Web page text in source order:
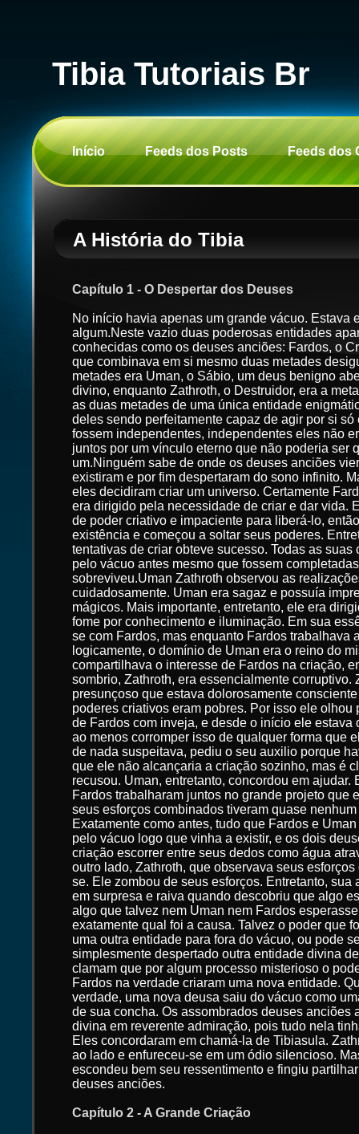
Tibia Tutoriais Br
Início Feeds dos Posts Feeds dos
A História do Tibia
Capítulo 1 - O Despertar dos Deuses
No início havia apenas um grande vácuo. Estava
algum.Neste vazio duas poderosas entidades
conhecidas como os deuses anciões: Fardos, o
que combinava em si mesmo duas metades
metades era Uman, o Sábio, um deus benigno
divino, enquanto Zathroth, o Destruidor, era a
as duas metades de uma única entidade
deles sendo perfeitamente capaz de agir por si só
fossem independentes, independentes eles não
juntos por um vínculo eterno que não poderia ser
um.Ninguém sabe de onde os deuses anciões
existiram e por fim despertaram do sono infinito.
eles decidiram criar um universo. Certamente
era dirigido pela necessidade de criar e dar vida.
de poder criativo e impaciente para liberá-lo,
existência e começou a soltar seus poderes.
tentativas de criar obteve sucesso. Todas as
pelo vácuo antes mesmo que fossem
sobreviveu.Uman Zathroth observou as
cuidadosamente. Uman era sagaz e possuía
mágicos. Mais importante, entretanto, ele era
fome por conhecimento e iluminação. Em sua
se com Fardos, mas enquanto Fardos trabalhava
logicamente, o domínio de Uman era o reino do
compartilhava o interesse de Fardos na criação,
sombrio, Zathroth, era essencialmente corruptivo.
presunçoso que estava dolorosamente
poderes criativos eram pobres. Por isso ele olhou
de Fardos com inveja, e desde o início ele estava
ao menos corromper isso de qualquer forma que
de nada suspeitava, pediu o seu auxilio porque
que ele não alcançaria a criação sozinho, mas é
recusou. Uman, entretanto, concordou em ajudar.
Fardos trabalharam juntos no grande projeto que
seus esforços combinados tiveram quase
Exatamente como antes, tudo que Fardos e
pelo vácuo logo que vinha a existir, e os dois
criação escorrer entre seus dedos como água
outro lado, Zathroth, que observava seus
se. Ele zombou de seus esforços. Entretanto, sua
em surpresa e raiva quando descobriu que algo
algo que talvez nem Uman nem Fardos
exatamente qual foi a causa. Talvez o poder que
uma outra entidade para fora do vácuo, ou pode
simplesmente despertado outra entidade divina
clamam que por algum processo misterioso o
Fardos na verdade criaram uma nova entidade.
verdade, uma nova deusa saiu do vácuo como
de sua concha. Os assombrados deuses anciões
divina em reverente admiração, pois tudo nela
Eles concordaram em chamá-la de Tibiasula.
ao lado e enfureceu-se em um ódio silencioso.
escondeu bem seu ressentimento e fingiu
deuses anciões.
Capítulo 2 - A Grande Criação